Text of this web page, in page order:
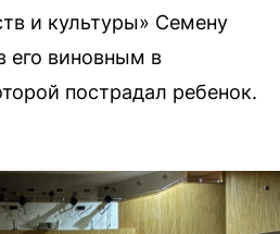
и культуры» Семену
его виновным в
пострадал ребенок.